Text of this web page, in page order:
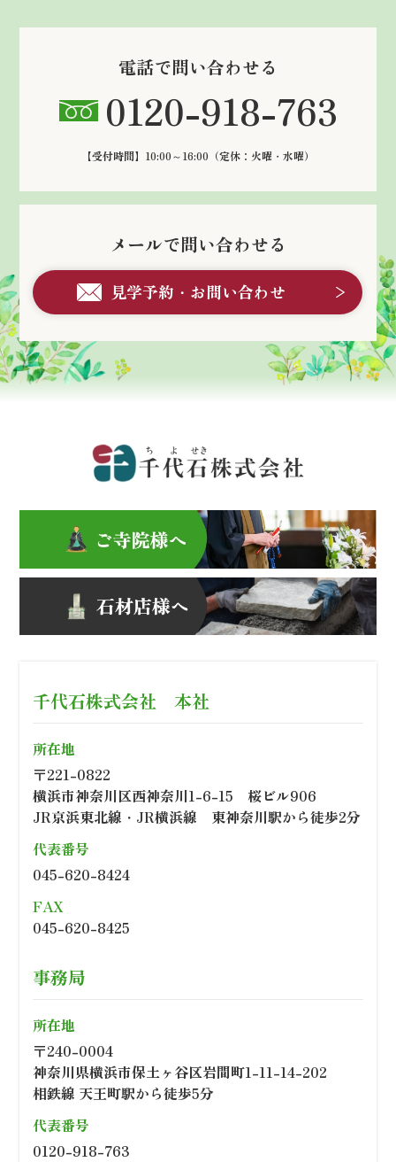
電話で問い合わせる
0120-918-763
【受付時間】10:00～16:00 （定休：火曜・水曜）
メールで問い合わせる
見学予約・お問い合わせ
千代石株式会社 本社
所在地
〒221-0822
横浜市神奈川区西神奈川1-6-15 桜ビル906
JR京浜東北線・JR横浜線 東神奈川駅から徒歩2分
代表番号
045-620-8424
FAX
045-620-8425
事務局
所在地
〒240-0004
神奈川県横浜市保土ヶ谷区岩間町1-11-14-202
相鉄線 天王町駅から徒歩5分
代表番号
0120-918-763